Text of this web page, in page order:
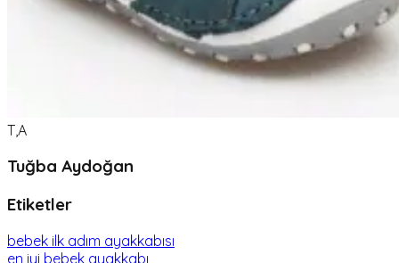
T,A
Tuğba Aydoğan
Etiketler
bebek ilk adım ayakkabısı
en iyi bebek ayakkabı